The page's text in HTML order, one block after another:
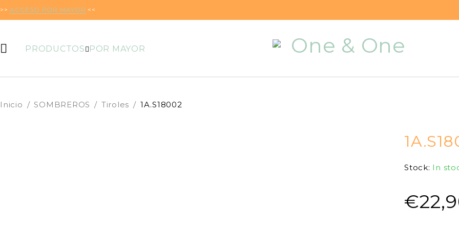
>>ACCESO POR MAYOR <<
PRODUCTOS POR MAYOR
Inicio / SOMBREROS / Tiroles / 1A.S18002
Stock: In
€